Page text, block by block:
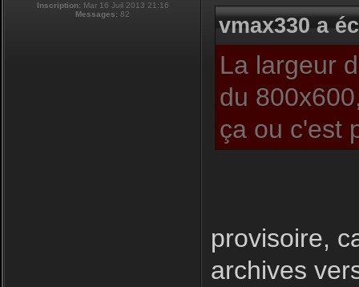
Inscription: Mar 16 Juil 2013 21:16
Messages: 82 vmax330 a
La largeur
du
ça ou c'est
provisoire,
archives